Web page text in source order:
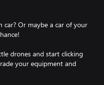
car? Or maybe a car of your
drones and start clicking
your equipment and